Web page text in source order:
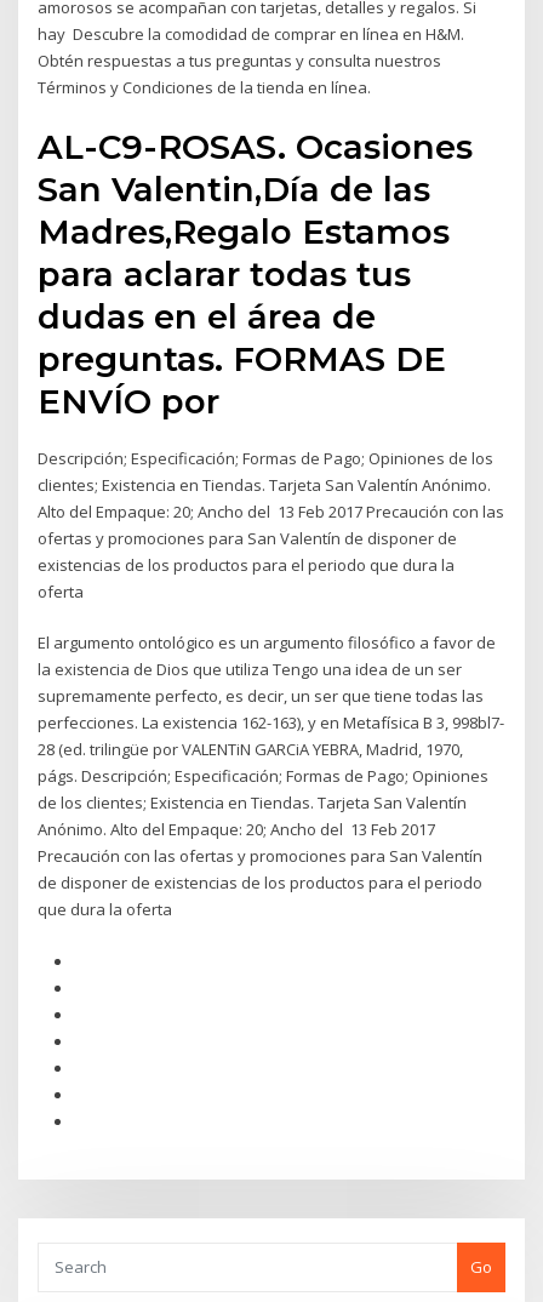
amorosos se acompañan con tarjetas, detalles y regalos. Si
hay Descubre la comodidad de comprar en línea en H&M.
Obtén respuestas a tus preguntas y consulta nuestros
Términos y Condiciones de la tienda en línea.
AL-C9-ROSAS. Ocasiones
San Valentin,Día de las
Madres,Regalo Estamos
para aclarar todas tus
dudas en el área de
preguntas. FORMAS DE
ENVÍO por
Descripción; Especificación; Formas de Pago; Opiniones de los
clientes; Existencia en Tiendas. Tarjeta San Valentín Anónimo.
Alto del Empaque: 20; Ancho del 13 Feb 2017 Precaución con las
ofertas y promociones para San Valentín de disponer de
existencias de los productos para el periodo que dura la
oferta
El argumento ontológico es un argumento filosófico a favor de
la existencia de Dios que utiliza Tengo una idea de un ser
supremamente perfecto, es decir, un ser que tiene todas las
perfecciones. La existencia 162-163), y en Metafísica B 3, 998bl7-
28 (ed. trilingüe por VALENTiN GARCiA YEBRA, Madrid, 1970,
págs. Descripción; Especificación; Formas de Pago; Opiniones
de los clientes; Existencia en Tiendas. Tarjeta San Valentín
Anónimo. Alto del Empaque: 20; Ancho del 13 Feb 2017
Precaución con las ofertas y promociones para San Valentín
de disponer de existencias de los productos para el periodo
que dura la oferta
Go